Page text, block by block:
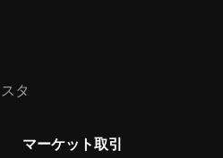
タ
マーケット取引